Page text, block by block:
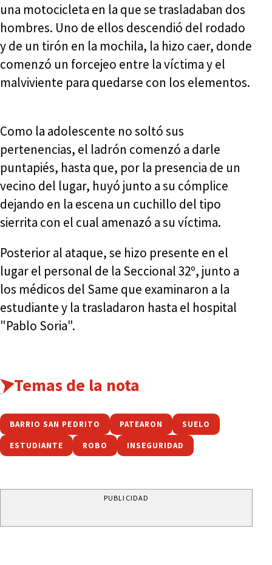
una motocicleta en la que se trasladaban dos
hombres. Uno de ellos descendió del rodado
y de un tirón en la mochila, la hizo caer, donde
comenzó un forcejeo entre la víctima y el
malviviente para quedarse con los elementos.
Como la adolescente no soltó sus
pertenencias, el ladrón comenzó a darle
puntapiés, hasta que, por la presencia de un
vecino del lugar, huyó junto a su cómplice
dejando en la escena un cuchillo del tipo
sierrita con el cual amenazó a su víctima.
Posterior al ataque, se hizo presente en el
lugar el personal de la Seccional 32º, junto a
los médicos del Same que examinaron a la
estudiante y la trasladaron hasta el hospital
"Pablo Soria".
Temas de la nota
BARRIO SAN PEDRITO PATEARON SUELO
ESTUDIANTE ROBO INSEGURIDAD
PUBLICIDAD